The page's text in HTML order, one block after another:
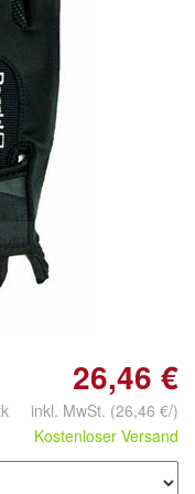
26,46 €
inkl. MwSt. (26,46 €/)
Kostenloser Versand